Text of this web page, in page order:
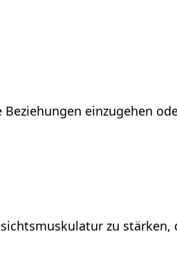
einzugehen
zu stärken,